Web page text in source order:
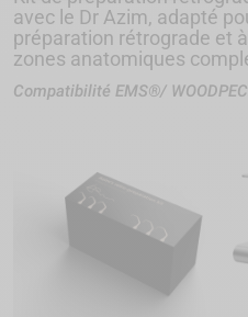
avec le Dr Azim, adapté
préparation rétrograde et
zones anatomiques
Compatibilité EMS®/